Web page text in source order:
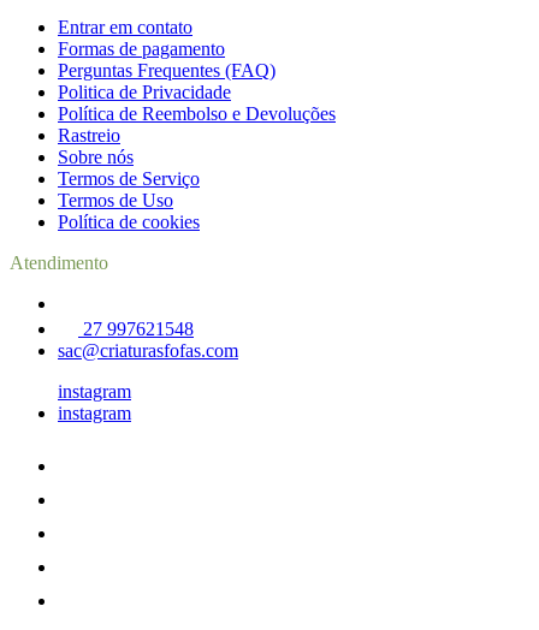
Entrar em contato
Formas de pagamento
Perguntas Frequentes (FAQ)
Politica de Privacidade
Política de Reembolso e Devoluções
Rastreio
Sobre nós
Termos de Serviço
Termos de Uso
Política de cookies
Atendimento
27 997621548
sac@criaturasfofas.com
instagram
instagram